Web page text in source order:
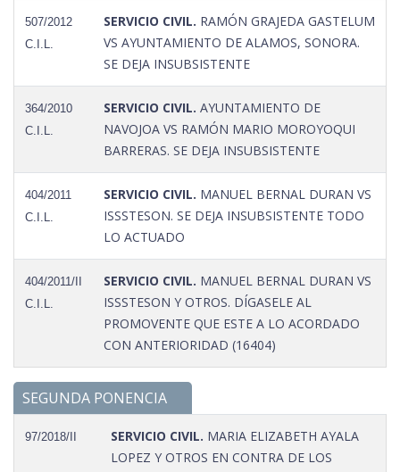
507/2012
C.I.L.
SERVICIO CIVIL. RAMÓN GRAJEDA GASTELUM
VS AYUNTAMIENTO DE ALAMOS, SONORA.
SE DEJA INSUBSISTENTE
364/2010
C.I.L.
SERVICIO CIVIL. AYUNTAMIENTO DE
NAVOJOA VS RAMÓN MARIO MOROYOQUI
BARRERAS. SE DEJA INSUBSISTENTE
404/2011
C.I.L.
SERVICIO CIVIL. MANUEL BERNAL DURAN VS
ISSSTESON. SE DEJA INSUBSISTENTE TODO
LO ACTUADO
404/2011/II
C.I.L.
SERVICIO CIVIL. MANUEL BERNAL DURAN VS
ISSSTESON Y OTROS. DÍGASELE AL
PROMOVENTE QUE ESTE A LO ACORDADO
CON ANTERIORIDAD (16404)
SEGUNDA PONENCIA
97/2018/II SERVICIO CIVIL. MARIA ELIZABETH AYALA
LOPEZ Y OTROS EN CONTRA DE LOS